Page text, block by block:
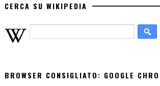
CERCA SU WIKIPEDIA
BROWSER CONSIGLIATO: GOOGLE